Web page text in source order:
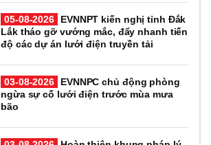
05-08-2026
EVNNPT kiến nghị tỉnh Đắk
Lắk tháo gỡ vướng mắc, đẩy nhanh tiến
độ các dự án lưới điện truyền tải
03-08-2026
EVNNPC chủ động phòng
ngừa sự cố lưới điện trước mùa mưa
bão